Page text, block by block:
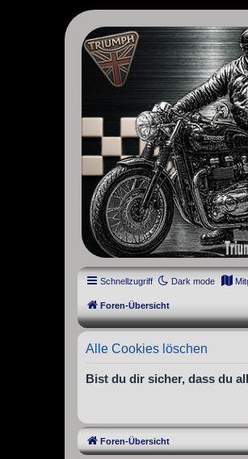
thruxton-
DAS FORUM! Alles rund um die
Street Cup, America und Speedmaster.
Schnellzugriff Dark mode
Foren-Übersicht
Alle Cookies löschen
Bist du dir sicher, dass du
Foren-Übersicht